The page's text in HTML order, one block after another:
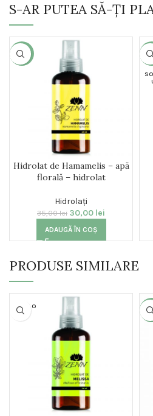
S-AR PUTEA SĂ-ȚI
-14%
Hidrolat de Hamamelis – apă
florală – hidrolat
Hidrolați
35,00lei 30,00 lei
ADAUGĂ ÎN COȘ
-
PRODUSE SIMILARE
SOLD O
UT
-